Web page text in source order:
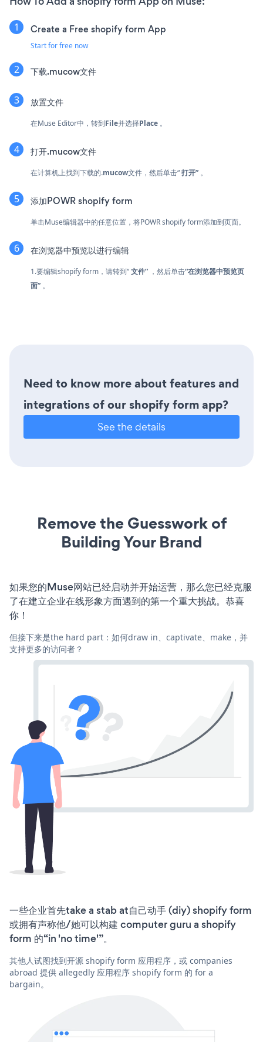
Create a Free shopify form App
Start for free now
下载.mucow文件
放置文件
在Muse Editor中，转到File并选择Place 。
打开.mucow文件
在计算机上找到下载的.mucow文件，然后单击“打开” 。
添加POWR shopify form
单击Muse编辑器中的任意位置，将POWR shopify form添加到页面。
在浏览器中预览以进行编辑
1.要编辑shopify form，请转到“文件” ，然后单击“在浏览器中预览页
面” 。
Need to know more about features and
integrations of our shopify form app?
See the details
Remove the Guesswork of
Building Your Brand
如果您的Muse网站已经启动并开始运营，那么您已经克服
了在建立企业在线形象方面遇到的第一个重大挑战。恭喜
你！
但接下来是the hard part：如何draw in、captivate、make，并
支持更多的访问者？
一些企业首先take a stab at自己动手 (diy) shopify form
或拥有声称他/她可以构建 computer guru a shopify
form 的“in 'no time'”。
其他人试图找到开源 shopify form 应用程序，或 companies
abroad 提供 allegedly 应用程序 shopify form 的 for a
bargain。